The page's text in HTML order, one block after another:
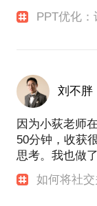
PPT优化
刘不胖
因为小荻老师
50分钟，收获
思考。我也做
如何将社